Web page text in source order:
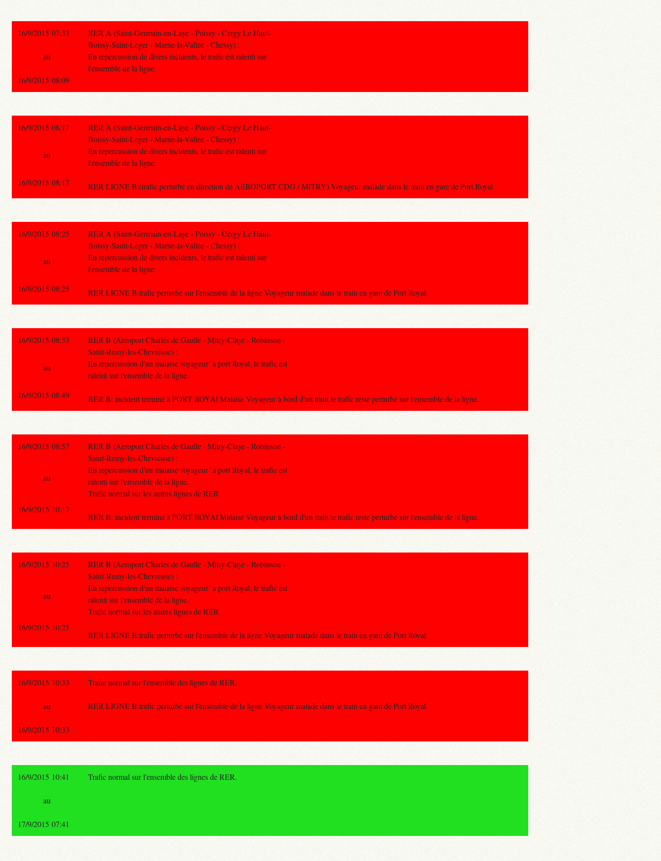
16/9/2015 07:33
RER A (Saint-Germain-en-Laye - Poissy - Cergy Le Haut-
Boissy-Saint-Leger - Marne-la-Vallee - Chessy) :
En repercussion de divers incidents, le trafic est ralenti sur
l'ensemble de la ligne.
au
16/9/2015 08:09
16/9/2015 08:17
RER A (Saint-Germain-en-Laye - Poissy - Cergy Le Haut-
Boissy-Saint-Leger - Marne-la-Vallee - Chessy) :
En repercussion de divers incidents, le trafic est ralenti sur
l'ensemble de la ligne.
RER LIGNE B:(trafic perturbé en direction de AEROPORT CDG / MITRY) Voyageur malade dans le train en gare de Port Royal
au
16/9/2015 08:17
16/9/2015 08:25
RER A (Saint-Germain-en-Laye - Poissy - Cergy Le Haut-
Boissy-Saint-Leger - Marne-la-Vallee - Chessy) :
En repercussion de divers incidents, le trafic est ralenti sur
l'ensemble de la ligne.
RER LIGNE B:trafic perturbé sur l'ensemble de la ligne Voyageur malade dans le train en gare de Port Royal
au
16/9/2015 08:25
16/9/2015 08:33
RER B (Aeroport Charles de Gaulle - Mitry-Claye - Robinson -
Saint-Remy-les-Chevreuse) :
En repercussion d'un malaise voyageur `a port Royal, le trafic est
ralenti sur l'ensemble de la ligne.
RER B: incident terminé à PORT ROYAl Malaise Voyageur à bord d'un train le trafic reste perturbé sur l'ensemble de la ligne.
au
16/9/2015 08:49
16/9/2015 08:57
RER B (Aeroport Charles de Gaulle - Mitry-Claye - Robinson -
Saint-Remy-les-Chevreuse) :
En repercussion d'un malaise voyageur `a port Royal, le trafic est
ralenti sur l'ensemble de la ligne.
Trafic normal sur les autres lignes de RER
RER B: incident terminé à PORT ROYAl Malaise Voyageur à bord d'un train le trafic reste perturbé sur l'ensemble de la ligne.
au
16/9/2015 10:17
16/9/2015 10:25
RER B (Aeroport Charles de Gaulle - Mitry-Claye - Robinson -
Saint-Remy-les-Chevreuse) :
En repercussion d'un malaise voyageur `a port Royal, le trafic est
ralenti sur l'ensemble de la ligne.
Trafic normal sur les autres lignes de RER
RER LIGNE B:trafic perturbé sur l'ensemble de la ligne Voyageur malade dans le train en gare de Port Royal
au
16/9/2015 10:25
16/9/2015 10:33 Trafic normal sur l'ensemble des lignes de RER.
RER LIGNE B:trafic perturbé sur l'ensemble de la ligne Voyageur malade dans le train en gare de Port Royal
au
16/9/2015 10:33
16/9/2015 10:41 Trafic normal sur l'ensemble des lignes de RER.
au
17/9/2015 07:41